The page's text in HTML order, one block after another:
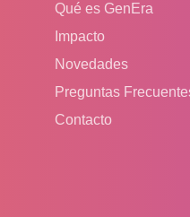
Qué es GenEra
Impacto
Novedades
Preguntas
Contacto